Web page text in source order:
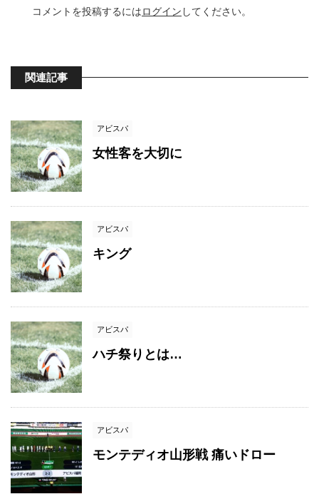
コメントを投稿するにはログイン してください。
関連記事
アビスパ
女性客を大切に
アビスパ
キング
アビスパ
ハチ祭りとは…
アビスパ
モンテディオ山形戦 痛いドロー